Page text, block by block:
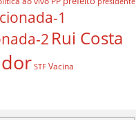
1
2 Rui Costa
STF Vacina